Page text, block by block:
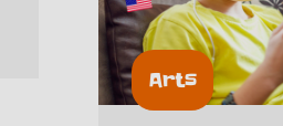
Arts